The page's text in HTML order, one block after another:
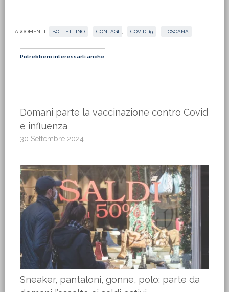
ARGOMENTI: BOLLETTINO CONTAGI COVID-19 TOSCANA
Potrebbero interessarti anche
Domani parte la vaccinazione contro Covid
e influenza
30 Settembre 2024
Sneaker, pantaloni, gonne, polo: parte da